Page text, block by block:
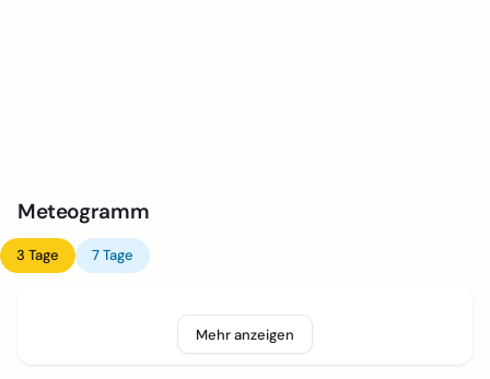
Meteogramm
3 Tage 7 Tage
Mehr anzeigen